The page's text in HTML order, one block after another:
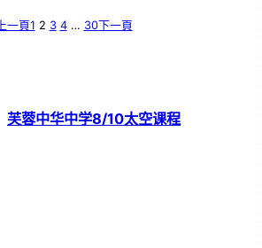
上一頁1 2 3 4 … 30下一頁
芙蓉中华中学8/10太空课程